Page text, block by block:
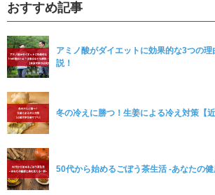
おすすめ記事
アミノ酸がダイエットに効果的な3つの
説！
冬の冷えに勝つ！生姜による冷え対策【
50代から始めるごぼう茶生活 -あなたの